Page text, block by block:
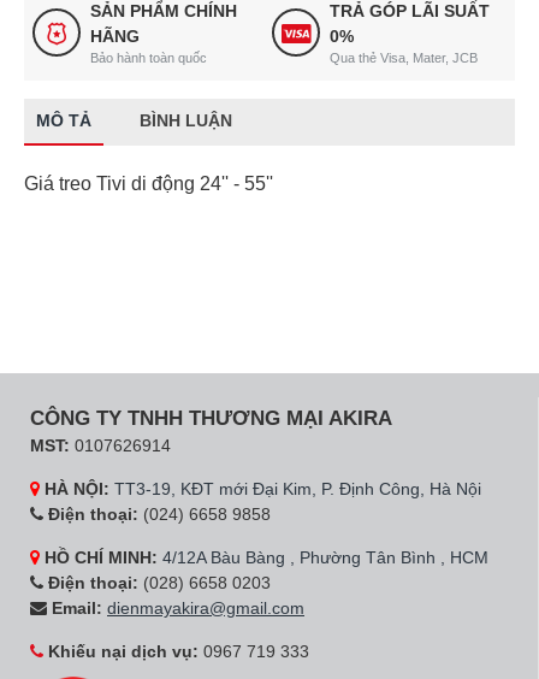
SẢN PHẨM CHÍNH
HÃNG
Bảo hành toàn quốc
TRẢ GÓP LÃI SUẤT
0%
Qua thẻ Visa, Mater, JCB
MÔ TẢ BÌNH LUẬN
Giá treo Tivi di động 24'' - 55''
CÔNG TY TNHH THƯƠNG MẠI AKIRA
MST: 0107626914
HÀ NỘI: TT3-19, KĐT mới Đại Kim, P. Định Công, Hà Nội
Điện thoại: (024) 6658 9858
HỒ CHÍ MINH: 4/12A Bàu Bàng , Phường Tân Bình , HCM
Điện thoại: (028) 6658 0203
Email: dienmayakira@gmail.com
Khiếu nại dịch vụ: 0967 719 333